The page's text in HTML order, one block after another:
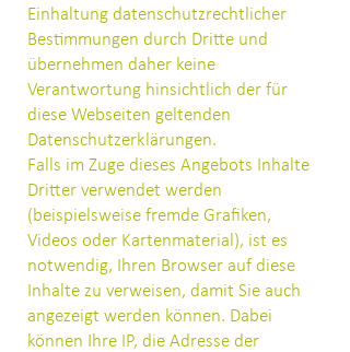
Einhaltung datenschutzrechtlicher
Bestimmungen durch Dritte und
übernehmen daher keine
Verantwortung hinsichtlich der für
diese Webseiten geltenden
Datenschutzerklärungen.
Falls im Zuge dieses Angebots Inhalte
Dritter verwendet werden
(beispielsweise fremde Grafiken,
Videos oder Kartenmaterial), ist es
notwendig, Ihren Browser auf diese
Inhalte zu verweisen, damit Sie auch
angezeigt werden können. Dabei
können Ihre IP, die Adresse der